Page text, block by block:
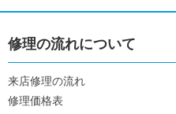
修理の流れについて
来店修理の流れ
修理価格表